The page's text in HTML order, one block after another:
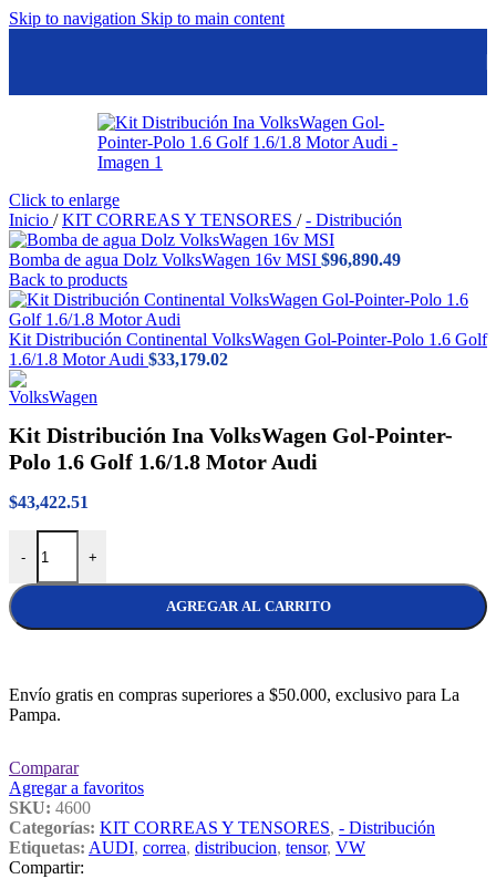
Skip to navigation Skip to main content
Click to enlarge
Inicio / KIT CORREAS Y TENSORES / - Distribución
Bomba de agua Dolz VolksWagen 16v MSI $96,890.49
Back to products
Kit Distribución Continental VolksWagen Gol-Pointer-Polo 1.6 Golf
1.6/1.8 Motor Audi $33,179.02
Kit Distribución Ina VolksWagen Gol-Pointer-
Polo 1.6 Golf 1.6/1.8 Motor Audi
$43,422.51
-
Kit Distribución Ina VolksWagen Gol-Pointer-Polo 1.6 Golf 1.6/1.8
+
AGREGAR AL CARRITO
Envío gratis en compras superiores a $50.000, exclusivo para La
Pampa.
Comparar
Agregar a favoritos
SKU: 4600
Categorías: KIT CORREAS Y TENSORES, - Distribución
Etiquetas: AUDI, correa, distribucion, tensor, VW
Compartir: